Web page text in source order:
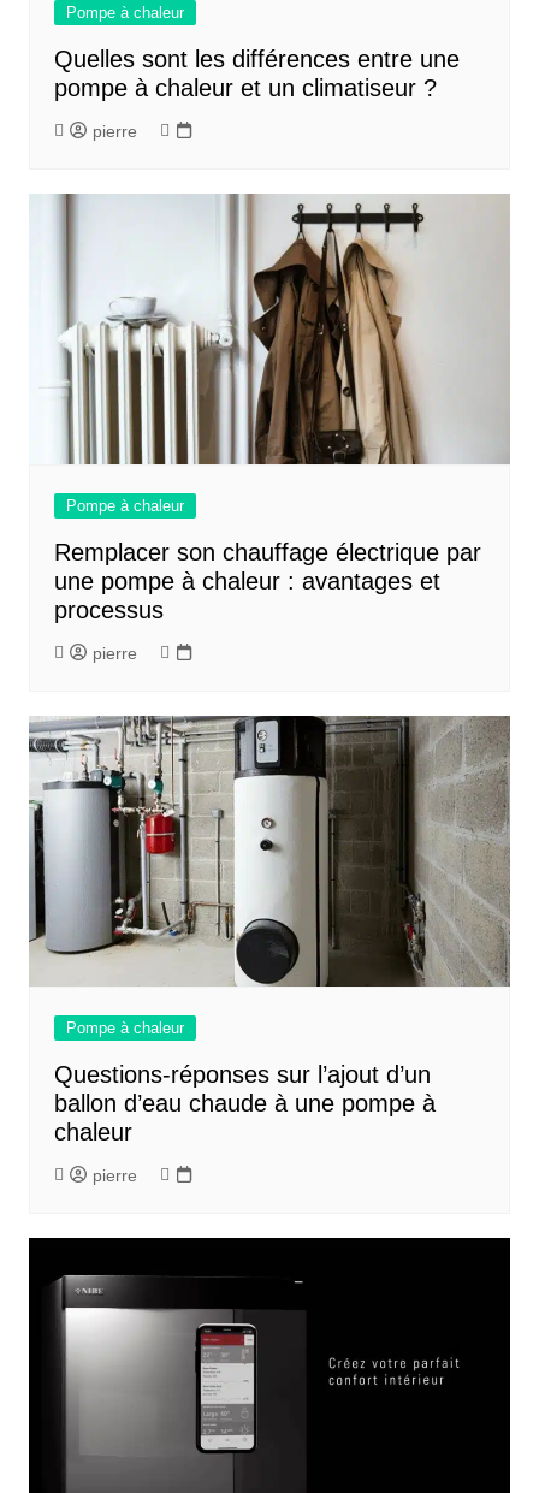
Pompe à chaleur
Quelles sont les différences entre une
pompe à chaleur et un climatiseur ?
pierre
Pompe à chaleur
Remplacer son chauffage électrique par
une pompe à chaleur : avantages et
processus
pierre
Pompe à chaleur
Questions-réponses sur l’ajout d’un
ballon d’eau chaude à une pompe à
chaleur
pierre